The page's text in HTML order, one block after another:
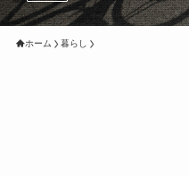
ホーム 暮らし